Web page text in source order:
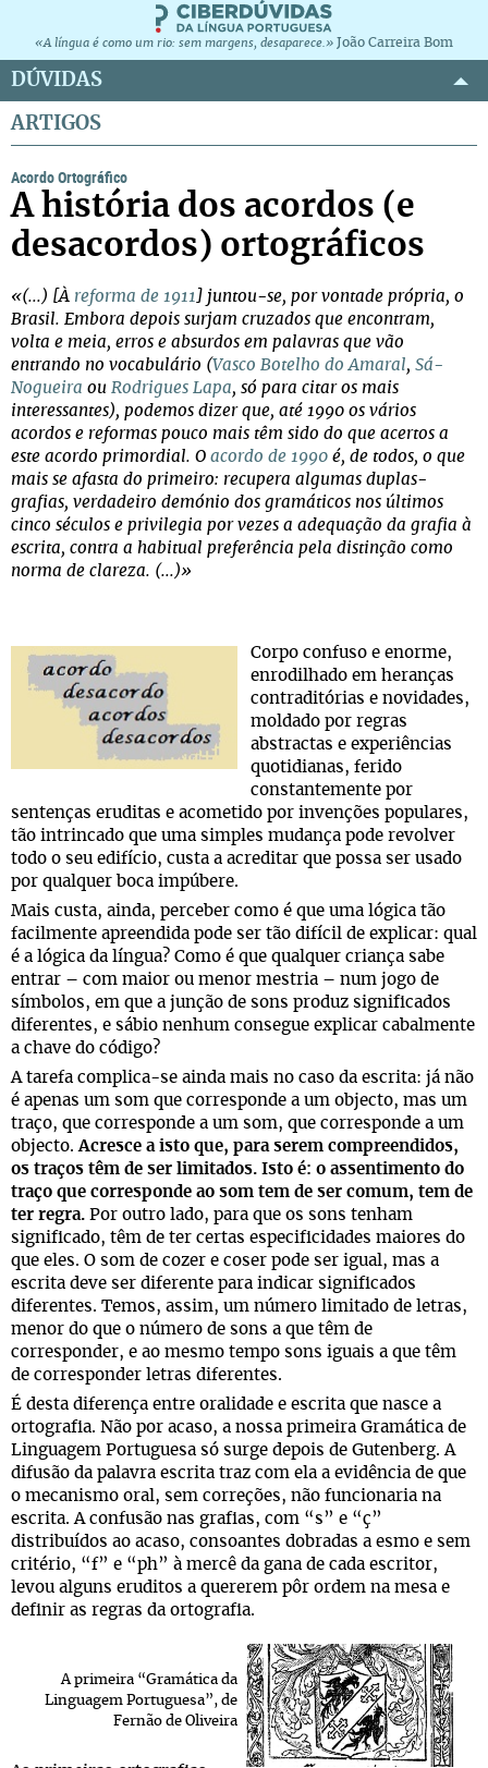
«A língua é como um rio: sem margens, desaparece.» João Carreira Bom
DÚVIDAS
ARTIGOS
Acordo Ortográfico
A história dos acordos (e
desacordos) ortográficos
«(...) [À reforma de 1911 ] juntou-se, por vontade própria, o
Brasil. Embora depois surjam cruzados que encontram,
volta e meia, erros e absurdos em palavras que vão
entrando no vocabulário (Vasco Botelho do Amaral, Sá-
Nogueira ou Rodrigues Lapa, só para citar os mais
interessantes), podemos dizer que, até 1990 os vários
acordos e reformas pouco mais têm sido do que acertos a
este acordo primordial. O acordo de 1990 é, de todos, o que
mais se afasta do primeiro: recupera algumas duplas-
grafias, verdadeiro demónio dos gramáticos nos últimos
cinco séculos e privilegia por vezes a adequação da grafia à
escrita, contra a habitual preferência pela distinção como
norma de clareza. (...)»
Corpo confuso e enorme,
enrodilhado em heranças
contraditórias e novidades,
moldado por regras
abstractas e experiências
quotidianas, ferido
constantemente por
sentenças eruditas e acometido por invenções populares,
tão intrincado que uma simples mudança pode revolver
todo o seu edifício, custa a acreditar que possa ser usado
por qualquer boca impúbere.
Mais custa, ainda, perceber como é que uma lógica tão
facilmente apreendida pode ser tão difícil de explicar: qual
é a lógica da língua? Como é que qualquer criança sabe
entrar – com maior ou menor mestria – num jogo de
símbolos, em que a junção de sons produz significados
diferentes, e sábio nenhum consegue explicar cabalmente
a chave do código?
A tarefa complica-se ainda mais no caso da escrita: já não
é apenas um som que corresponde a um objecto, mas um
traço, que corresponde a um som, que corresponde a um
objecto.Acresce a isto que, para serem compreendidos,
os traços têm de ser limitados. Isto é: o assentimento do
traço que corresponde ao som tem de ser comum, tem de
ter regra. Por outro lado, para que os sons tenham
significado, têm de ter certas especificidades maiores do
que eles. O som de cozer e coser pode ser igual, mas a
escrita deve ser diferente para indicar significados
diferentes. Temos, assim, um número limitado de letras,
menor do que o número de sons a que têm de
corresponder, e ao mesmo tempo sons iguais a que têm
de corresponder letras diferentes.
É desta diferença entre oralidade e escrita que nasce a
ortografia. Não por acaso, a nossa primeira Gramática de
Linguagem Portuguesa só surge depois de Gutenberg. A
difusão da palavra escrita traz com ela a evidência de que
o mecanismo oral, sem correções, não funcionaria na
escrita. A confusão nas grafias, com “s” e “ç”
distribuídos ao acaso, consoantes dobradas a esmo e sem
critério, “f” e “ph” à mercê da gana de cada escritor,
levou alguns eruditos a quererem pôr ordem na mesa e
definir as regras da ortografia.
A primeira “Gramática da
Linguagem Portuguesa”, de
Fernão de Oliveira